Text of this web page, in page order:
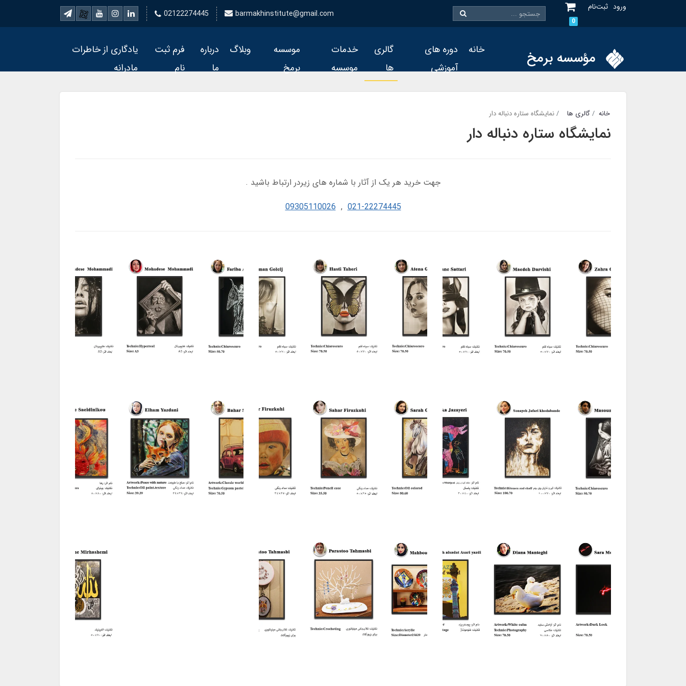
ورود ثبت‌نام
0
02122274445 barmakhinstitute@gmail.com
مؤسسه برمخ خانه
دوره های
آموزشی
گالری
ها
خدمات
موسسه
موسسه
برمخ
وبلاگ
درباره
ما
فرم ثبت
نام
یادگاری از خاطرات
مادرانه
خانه گالری ها نمایشگاه ستاره دنباله دار
نمایشگاه ستاره دنباله دار
جهت خرید هر یک از آثار با شماره های زیردر ارتباط باشید .
021-22274445
,
09305110026